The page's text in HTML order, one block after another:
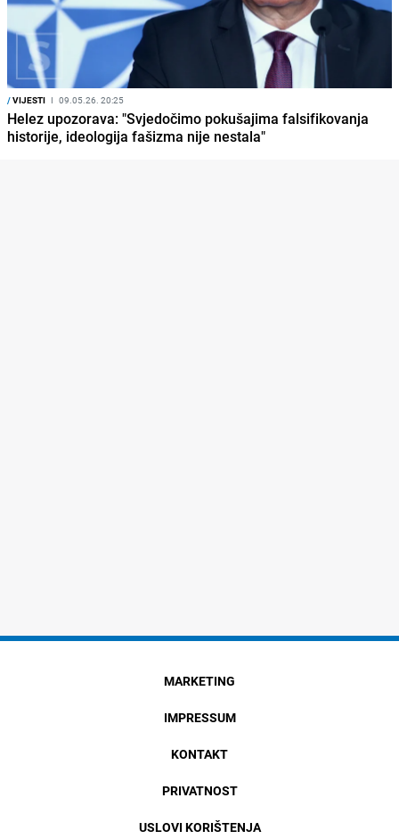
/VIJESTI I 09.05.26. 20:25
Helez upozorava: "Svjedočimo pokušajima falsifikovanja
historije, ideologija fašizma nije nestala"
MARKETING
IMPRESSUM
KONTAKT
PRIVATNOST
USLOVI KORIŠTENJA